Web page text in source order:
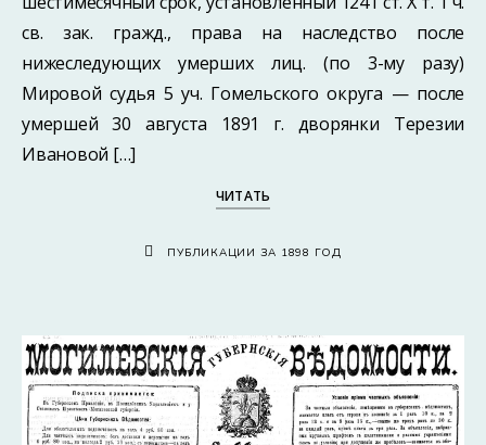
св. зак. гражд., права на наследство после
нижеследующих умерших лиц. (по 3-му разу)
Мировой судья 5 уч. Гомельского округа — после
умершей 30 августа 1891 г. дворянки Терезии
Ивановой […]
ЧИТАТЬ
ПУБЛИКАЦИИ ЗА 1898 ГОД